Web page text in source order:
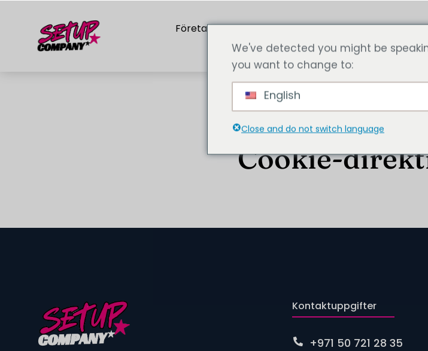
Företaget Tjänster Artikel Beräkna
Cookie-
Kontaktuppgifter
+971 50 721 28 35
We've detected you might be
you want to change to:
English
Close and do not switch language